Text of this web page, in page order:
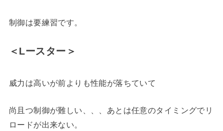
制御は要練習です。
＜Lースター＞
威力は高いが前よりも性能が落ちていて
尚且つ制御が難しい、、、あとは任意のタイミングでリ
ロードが出来ない。